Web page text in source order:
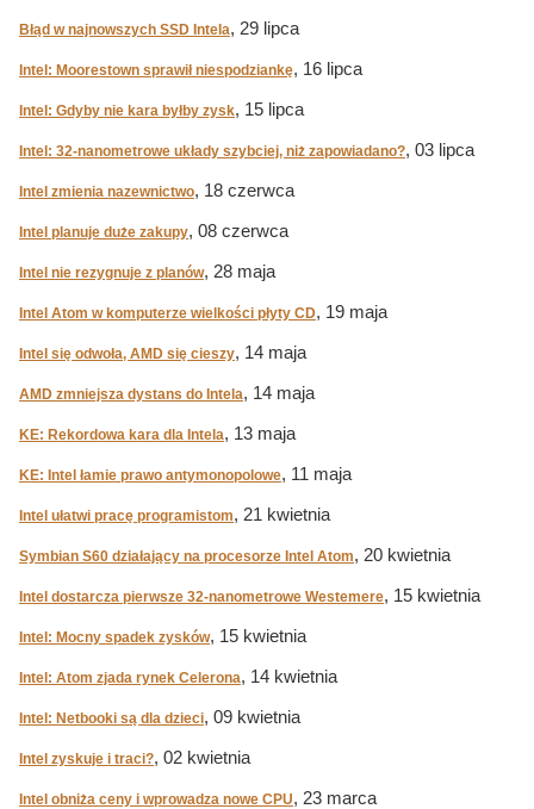
Błąd w najnowszych SSD Intela, 29 lipca
Intel: Moorestown sprawił niespodziankę, 16 lipca
Intel: Gdyby nie kara byłby zysk, 15 lipca
Intel: 32-nanometrowe układy szybciej, niż zapowiadano?, 03 lipca
Intel zmienia nazewnictwo, 18 czerwca
Intel planuje duże zakupy, 08 czerwca
Intel nie rezygnuje z planów, 28 maja
Intel Atom w komputerze wielkości płyty CD, 19 maja
Intel się odwoła, AMD się cieszy, 14 maja
AMD zmniejsza dystans do Intela, 14 maja
KE: Rekordowa kara dla Intela, 13 maja
KE: Intel łamie prawo antymonopolowe, 11 maja
Intel ułatwi pracę programistom, 21 kwietnia
Symbian S60 działający na procesorze Intel Atom, 20 kwietnia
Intel dostarcza pierwsze 32-nanometrowe Westemere, 15 kwietnia
Intel: Mocny spadek zysków, 15 kwietnia
Intel: Atom zjada rynek Celerona, 14 kwietnia
Intel: Netbooki są dla dzieci, 09 kwietnia
Intel zyskuje i traci?, 02 kwietnia
Intel obniża ceny i wprowadza nowe CPU, 23 marca